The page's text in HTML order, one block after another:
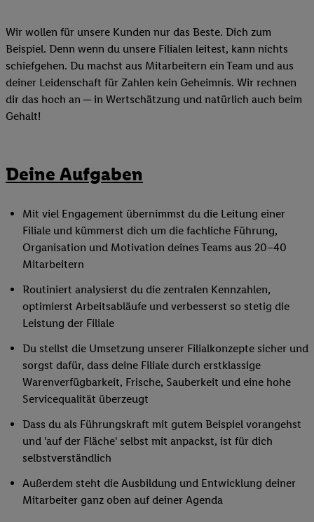
Wir wollen für unsere Kunden nur das Beste. Dich zum
Beispiel. Denn wenn du unsere Filialen leitest, kann nichts
schiefgehen. Du machst aus Mitarbeitern ein Team und aus
deiner Leidenschaft für Zahlen kein Geheimnis. Wir rechnen
dir das hoch an ─ in Wertschätzung und natürlich auch beim
Gehalt!
Deine Aufgaben
Mit viel Engagement übernimmst du die Leitung einer
Filiale und kümmerst dich um die fachliche Führung,
Organisation und Motivation deines Teams aus 20–40
Mitarbeitern
Routiniert analysierst du die zentralen Kennzahlen,
optimierst Arbeitsabläufe und verbesserst so stetig die
Leistung der Filiale
Du stellst die Umsetzung unserer Filialkonzepte sicher und
sorgst dafür, dass deine Filiale durch erstklassige
Warenverfügbarkeit, Frische, Sauberkeit und eine hohe
Servicequalität überzeugt
Dass du als Führungskraft mit gutem Beispiel vorangehst
und 'auf der Fläche' selbst mit anpackst, ist für dich
selbstverständlich
Außerdem steht die Ausbildung und Entwicklung deiner
Mitarbeiter ganz oben auf deiner Agenda